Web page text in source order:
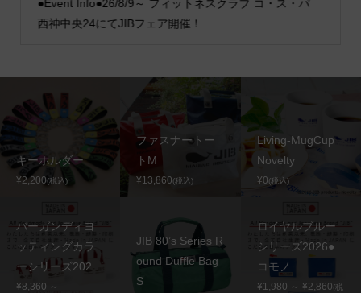
●Event Info●26/8/9～ フィットネスクラブ コ・ス・パ
西神中央24にてJIBフェア開催！
キーホルダー
¥2,200(税込)
ファスナートー
トM
¥13,860(税込)
Living-MugCup
Novelty
¥0(税込)
バーガンディヨ
ッティングカラ
ーシリーズ202...
¥8,360 ～
JIB 80’s Series R
ound Duffle Bag
S
ロイヤルブルー
シリーズ2026●
コモノ
¥1,980 ～ ¥2,860(税